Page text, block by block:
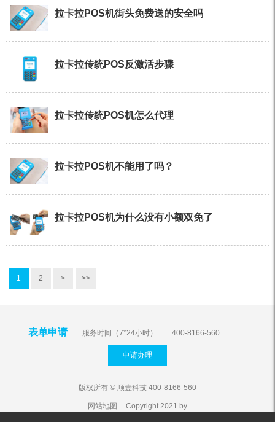
拉卡拉POS机街头免费送的安全吗
拉卡拉传统POS反激活步骤
拉卡拉传统POS机怎么代理
拉卡拉POS机不能用了吗？
拉卡拉POS机为什么没有小额双免了
1 2 > >>
表单申请 服务时间（7*24小时） 400-8166-560
申请办理
版权所有 © 顺壹科技 400-8166-560
网站地图 Copyright 2021 by